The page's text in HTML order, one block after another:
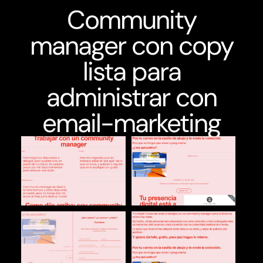
Community
manager con copy
lista para
administrar con
email-marketing